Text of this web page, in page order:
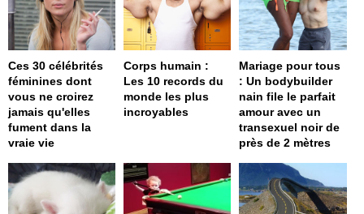
Ces 30 célébrités
féminines dont
vous ne croirez
jamais qu'elles
fument dans la
vraie vie
Corps humain :
Les 10 records du
monde les plus
incroyables
Mariage pour tous
: Un bodybuilder
nain file le parfait
amour avec un
transexuel noir de
près de 2 mètres